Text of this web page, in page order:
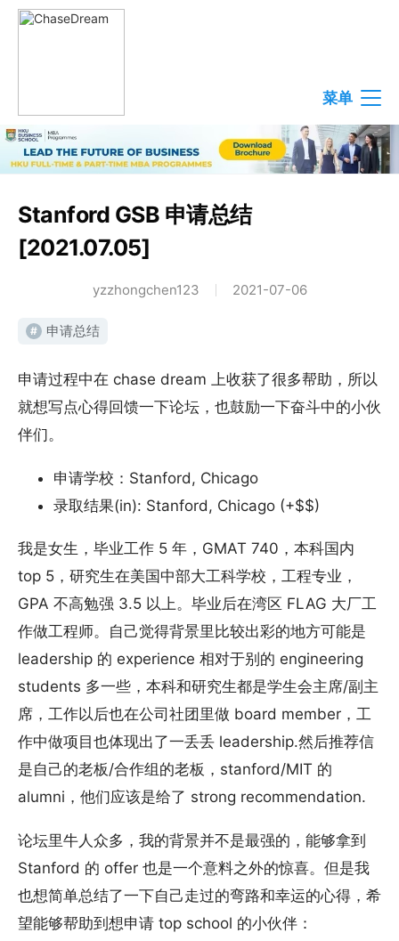
菜单
Stanford GSB 申请总结
[2021.07.05]
yzzhongchen123 2021-07-06
# 申请总结
申请过程中在 chase dream 上收获了很多帮助，所以
就想写点心得回馈一下论坛，也鼓励一下奋斗中的小伙
伴们。
申请学校：Stanford, Chicago
录取结果(in): Stanford, Chicago (+$$)
我是女生，毕业工作 5 年，GMAT 740，本科国内
top 5，研究生在美国中部大工科学校，工程专业，
GPA 不高勉强 3.5 以上。毕业后在湾区 FLAG 大厂工
作做工程师。自己觉得背景里比较出彩的地方可能是
leadership 的 experience 相对于别的 engineering
students 多一些，本科和研究生都是学生会主席/副主
席，工作以后也在公司社团里做 board member，工
作中做项目也体现出了一丢丢 leadership.然后推荐信
是自己的老板/合作组的老板，stanford/MIT 的
alumni，他们应该是给了 strong recommendation.
论坛里牛人众多，我的背景并不是最强的，能够拿到
Stanford 的 offer 也是一个意料之外的惊喜。但是我
也想简单总结了一下自己走过的弯路和幸运的心得，希
望能够帮助到想申请 top school 的小伙伴：